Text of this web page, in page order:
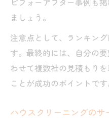
安心して依頼で
選び方
出張ハウスクリ
ハウスクリーニ
ましょう。
注意点として、ランキン
す。最終的には、自分の
わせて複数社の見積もり
ことが成功のポイントです
ハウスクリーニングの